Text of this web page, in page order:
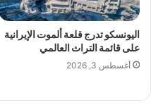
اليونسكو تدرج قلعة ألموت الإيرانية
على قائمة التراث العالمي
أغسطس 3, 2026